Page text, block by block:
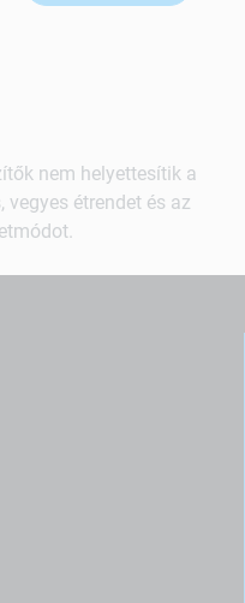
nem helyettesítik a
étrendet és az